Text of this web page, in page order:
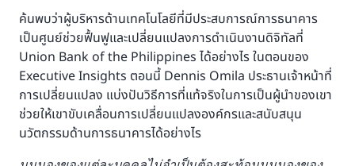
ค้นพบว่าผู้บริหารด้านเทคโนโลยีที่มีประสบการณ์การธนาคาร
เป็นศูนย์ช่วยฟื้นฟูและเปลี่ยนแปลงการดำเนินงานดิจิทัลที่
Union Bank of the Philippines ได้อย่างไร ในตอนของ
Executive Insights ตอนนี้ Dennis Omila ประธานเจ้าหน้าที่
การเปลี่ยนแปลง แบ่งปันวิธีการที่แท้จริงในการเป็นผู้นำของเขา
ช่วยให้เขาขับเคลื่อนการเปลี่ยนแปลงองค์กรและสนับสนุน
นวัตกรรมด้านการธนาคารได้อย่างไร